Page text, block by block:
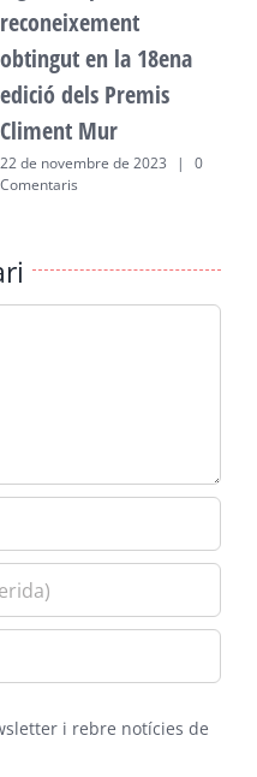
reconeixement
obtingut en la 18ena
edició dels Premis
Climent Mur
22 de novembre de 2023 |
0
Comentaris
i rebre notícies de